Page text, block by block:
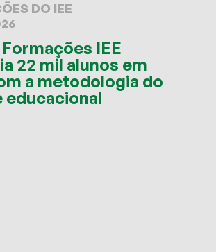
DO IEE
IEE
22 mil alunos em
a metodologia do